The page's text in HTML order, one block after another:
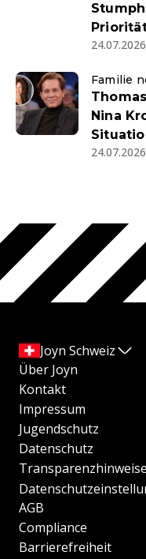
Familie
Nina
Joyn Schweiz
Über Joyn
Kontakt
Impressum
Jugendschutz
Datenschutz
Transparenzhinweise
AGB
Compliance
Barrierefreiheit